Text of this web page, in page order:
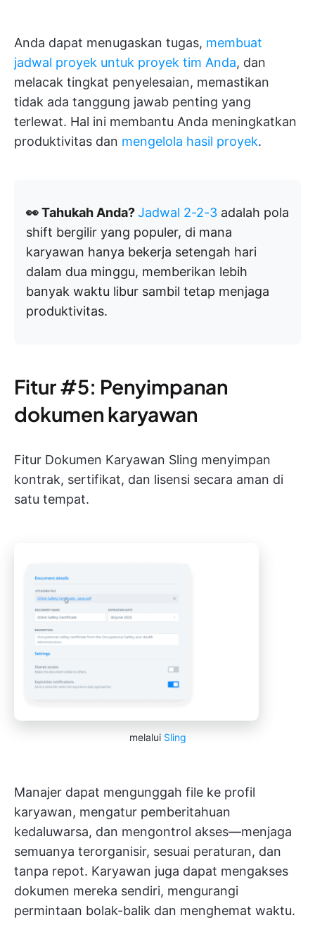
Anda dapat menugaskan tugas, membuat
jadwal proyek untuk proyek tim Anda, dan
melacak tingkat penyelesaian, memastikan
tidak ada tanggung jawab penting yang
terlewat. Hal ini membantu Anda meningkatkan
produktivitas dan mengelola hasil proyek.
👀 Tahukah Anda?Jadwal 2-2-3 adalah pola
shift bergilir yang populer, di mana
karyawan hanya bekerja setengah hari
dalam dua minggu, memberikan lebih
banyak waktu libur sambil tetap menjaga
produktivitas.
Fitur #5: Penyimpanan
dokumen karyawan
Fitur Dokumen Karyawan Sling menyimpan
kontrak, sertifikat, dan lisensi secara aman di
satu tempat.
melalui Sling
Manajer dapat mengunggah file ke profil
karyawan, mengatur pemberitahuan
kedaluwarsa, dan mengontrol akses—menjaga
semuanya terorganisir, sesuai peraturan, dan
tanpa repot. Karyawan juga dapat mengakses
dokumen mereka sendiri, mengurangi
permintaan bolak-balik dan menghemat waktu.